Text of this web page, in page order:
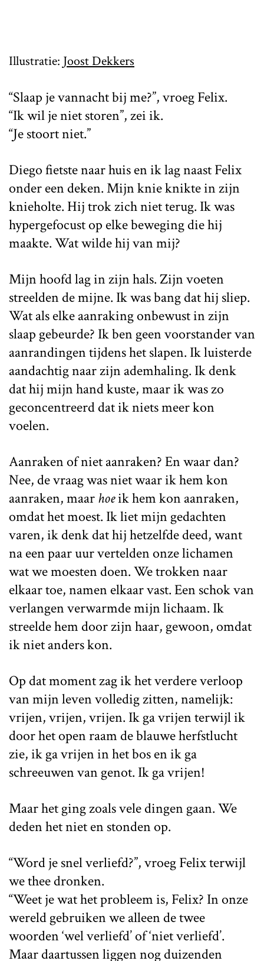
Illustratie: Joost Dekkers
“Slaap je vannacht bij me?”, vroeg Felix.
“Ik wil je niet storen”, zei ik.
“Je stoort niet.”
Diego fietste naar huis en ik lag naast Felix
onder een deken. Mijn knie knikte in zijn
knieholte. Hij trok zich niet terug. Ik was
hypergefocust op elke beweging die hij
maakte. Wat wilde hij van mij?
Mijn hoofd lag in zijn hals. Zijn voeten
streelden de mijne. Ik was bang dat hij sliep.
Wat als elke aanraking onbewust in zijn
slaap gebeurde? Ik ben geen voorstander van
aanrandingen tijdens het slapen. Ik luisterde
aandachtig naar zijn ademhaling. Ik denk
dat hij mijn hand kuste, maar ik was zo
geconcentreerd dat ik niets meer kon
voelen.
Aanraken of niet aanraken? En waar dan?
Nee, de vraag was niet waar ik hem kon
aanraken, maarhoeik hem kon aanraken,
omdat het moest. Ik liet mijn gedachten
varen, ik denk dat hij hetzelfde deed, want
na een paar uur vertelden onze lichamen
wat we moesten doen. We trokken naar
elkaar toe, namen elkaar vast. Een schok van
verlangen verwarmde mijn lichaam. Ik
streelde hem door zijn haar, gewoon, omdat
ik niet anders kon.
Op dat moment zag ik het verdere verloop
van mijn leven volledig zitten, namelijk:
vrijen, vrijen, vrijen. Ik ga vrijen terwijl ik
door het open raam de blauwe herfstlucht
zie, ik ga vrijen in het bos en ik ga
schreeuwen van genot. Ik ga vrijen!
Maar het ging zoals vele dingen gaan. We
deden het niet en stonden op.
“Word je snel verliefd?”, vroeg Felix terwijl
we thee dronken.
“Weet je wat het probleem is, Felix? In onze
wereld gebruiken we alleen de twee
woorden ‘wel verliefd’ of ‘niet verliefd’.
Maar daartussen liggen nog duizenden